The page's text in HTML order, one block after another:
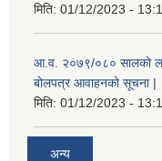
मिति: 01/12/2023 -
आ.व. २०७९/०८० सालको
बोलपत्र आवाहनको सूचना |
मिति: 01/12/2023 -
अन्य